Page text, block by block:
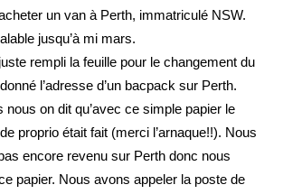
un van à Perth, immatriculé NSW.
jusqu’à mi mars.
rempli la feuille pour le changement du
l’adresse d’un bacpack sur Perth.
nous on dit qu’avec ce simple papier le
proprio était fait (merci l’arnaque!!). Nous
encore revenu sur Perth donc nous
papier. Nous avons appeler la poste de